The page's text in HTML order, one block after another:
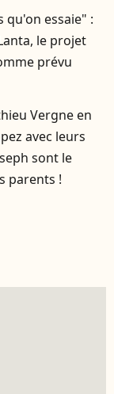
qu'on essaie" :
le projet
prévu
Vergne en
avec leurs
sont le
parents !